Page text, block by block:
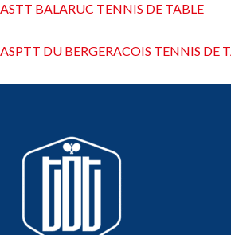
ASTT BALARUC TENNIS DE TABLE
ASPTT DU BERGERACOIS TENNIS DE